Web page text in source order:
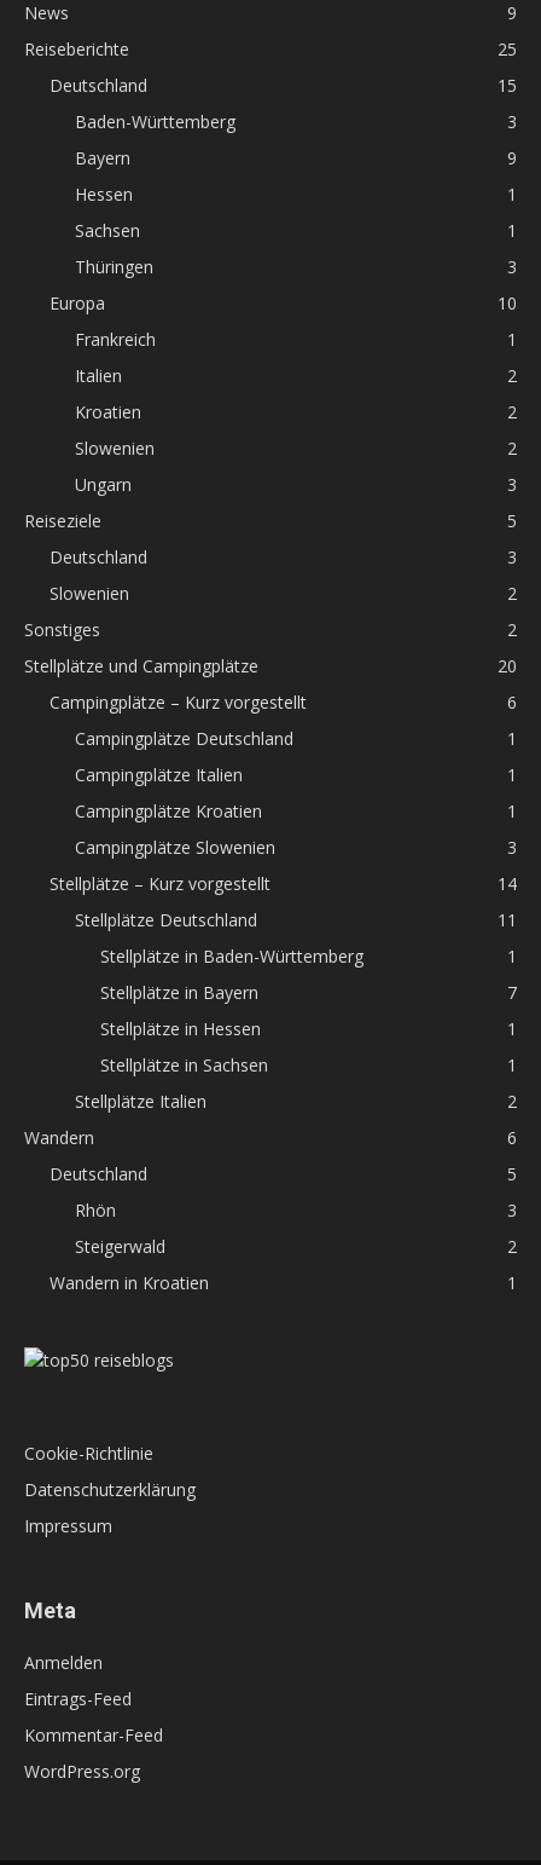
News
9
Reiseberichte
25
Deutschland
15
Baden-Württemberg
3
Bayern
9
Hessen
1
Sachsen
1
Thüringen
3
Europa
10
Frankreich
1
Italien
2
Kroatien
2
Slowenien
2
Ungarn
3
Reiseziele
5
Deutschland
3
Slowenien
2
Sonstiges
2
Stellplätze und Campingplätze
20
Campingplätze – Kurz vorgestellt
6
Campingplätze Deutschland
1
Campingplätze Italien
1
Campingplätze Kroatien
1
Campingplätze Slowenien
3
Stellplätze – Kurz vorgestellt
14
Stellplätze Deutschland
11
Stellplätze in Baden-Württemberg
1
Stellplätze in Bayern
7
Stellplätze in Hessen
1
Stellplätze in Sachsen
1
Stellplätze Italien
2
Wandern
6
Deutschland
5
Rhön
3
Steigerwald
2
Wandern in Kroatien
1
Cookie-Richtlinie
Datenschutzerklärung
Impressum
Meta
Anmelden
Eintrags-Feed
Kommentar-Feed
WordPress.org